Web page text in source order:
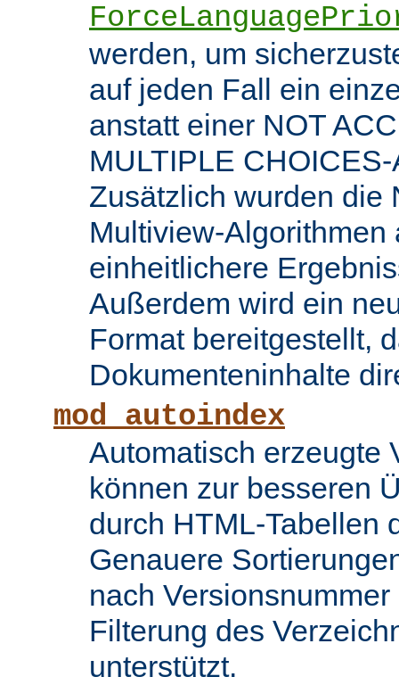
werden, um
auf jeden Fall ein
anstatt einer NOT
MULTIPLE
Zusätzlich wurden die
Multiview-Algorithmen
einheitlichere
Außerdem wird ein
Format bereitgestellt,
Dokumenteninhalte
mod_autoindex
Automatisch erzeugte
können zur besseren
durch HTML-Tabellen
Genauere
nach
Filterung des
unterstützt.